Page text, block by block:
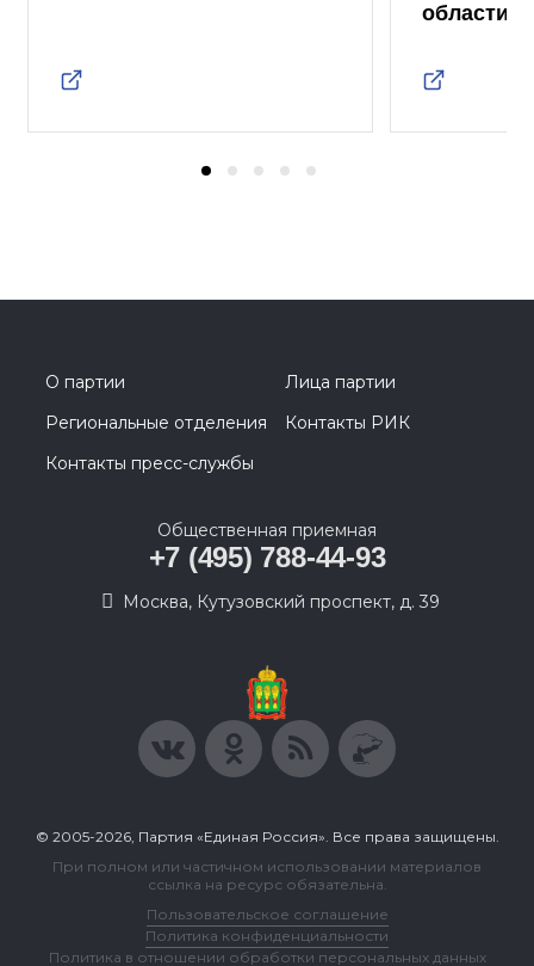
области
О партии
Лица партии
Региональные отделения
Контакты РИК
Контакты пресс-службы
Общественная приемная
+7 (495) 788-44-93
Москва, Кутузовский проспект, д. 39
© 2005-2026, Партия «Единая Россия». Все права защищены.
При полном или частичном использовании материалов
ссылка на ресурс обязательна.
Пользовательское соглашение
Политика конфиденциальности
Политика в отношении обработки персональных данных